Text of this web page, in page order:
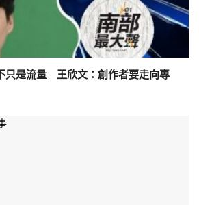
只是流量 王欣文：創作者要走向專